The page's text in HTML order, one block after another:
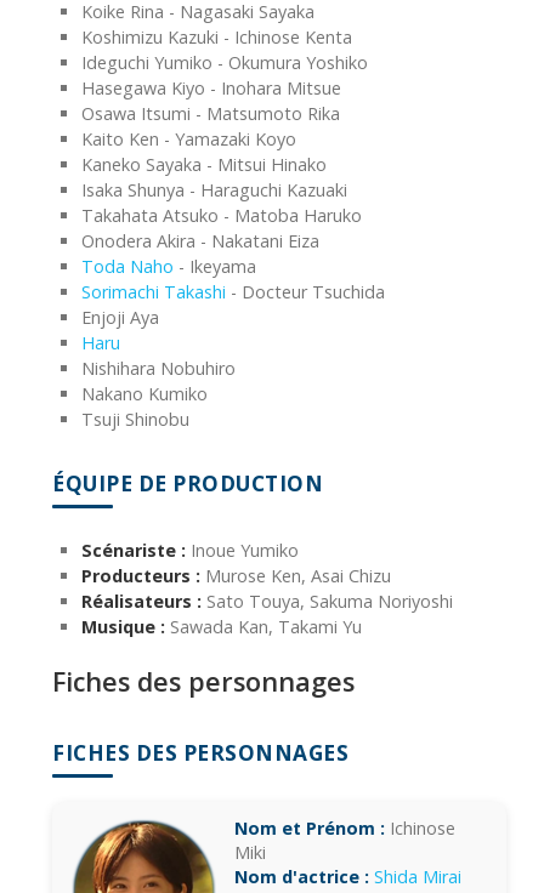
Koike Rina - Nagasaki Sayaka
Koshimizu Kazuki - Ichinose Kenta
Ideguchi Yumiko - Okumura Yoshiko
Hasegawa Kiyo - Inohara Mitsue
Osawa Itsumi - Matsumoto Rika
Kaito Ken - Yamazaki Koyo
Kaneko Sayaka - Mitsui Hinako
Isaka Shunya - Haraguchi Kazuaki
Takahata Atsuko - Matoba Haruko
Onodera Akira - Nakatani Eiza
Toda Naho - Ikeyama
Sorimachi Takashi - Docteur Tsuchida
Enjoji Aya
Haru
Nishihara Nobuhiro
Nakano Kumiko
Tsuji Shinobu
ÉQUIPE DE PRODUCTION
Scénariste : Inoue Yumiko
Producteurs : Murose Ken, Asai Chizu
Réalisateurs : Sato Touya, Sakuma Noriyoshi
Musique : Sawada Kan, Takami Yu
Fiches des personnages
FICHES DES PERSONNAGES
Nom et Prénom : Ichinose
Miki
Nom d'actrice : Shida Mirai